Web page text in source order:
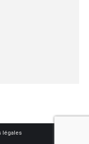
légales